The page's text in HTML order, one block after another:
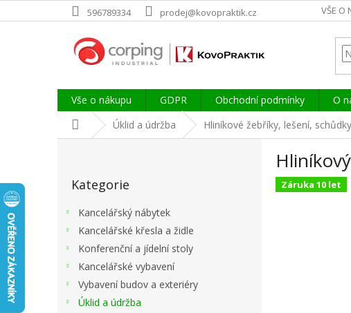
na
596789334 prodej@kovopraktik.cz VŠE O
Vše o nákupu GDPR Obchodní podmínky O
DomůÚklid a údržba Hliníkové žebříky, lešení, schůdky
kategorie
Kategorie
Kancelářský nábytek
Kancelářské křesla a židle
Konferenční a jídelní stoly
Kancelářské vybavení
Vybavení budov a exteriéry
Úklid a údržba
Záruka 10 let